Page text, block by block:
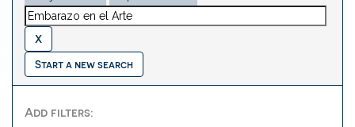
Start a new search
Add filters: